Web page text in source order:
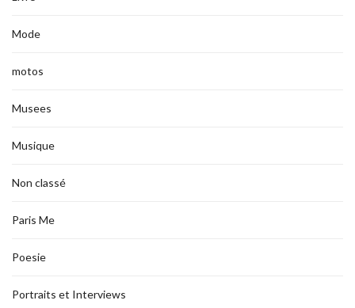
Mode
motos
Musees
Musique
Non classé
Paris Me
Poesie
Portraits et Interviews